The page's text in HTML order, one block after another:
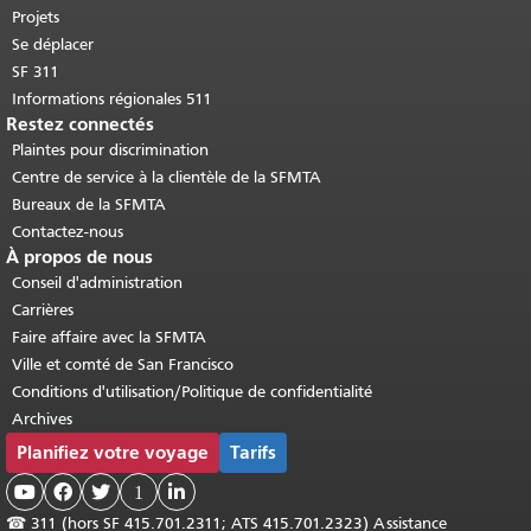
Projets
Se déplacer
SF 311
Informations régionales 511
Restez connectés
Plaintes pour discrimination
Centre de service à la clientèle de la SFMTA
Bureaux de la SFMTA
Contactez-nous
À propos de nous
Conseil d'administration
Carrières
Faire affaire avec la SFMTA
Ville et comté de San Francisco
Conditions d'utilisation/Politique de confidentialité
Archives
Planifiez votre voyage Tarifs
   1 
☎ 311 (hors SF 415.701.2311; ATS 415.701.2323) Assistance